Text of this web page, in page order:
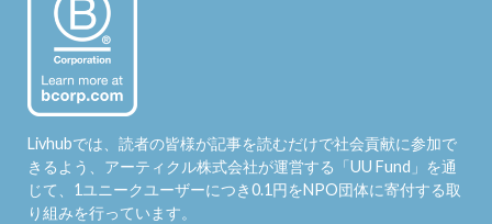
Livhubでは、読者の皆様が記事を読むだけで社会貢献に参加で
きるよう、アーティクル株式会社が運営する「 UU Fund 」を通
じて、1ユニークユーザーにつき0.1円をNPO団体に寄付する取
り組みを行っています。